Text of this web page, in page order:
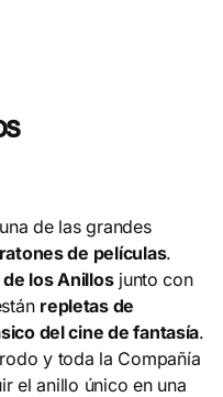
de las grandes
de películas.
de los Anillosjunto con
repletas de
del cine de fantasía.
y toda la Compañía
el anillo único en una